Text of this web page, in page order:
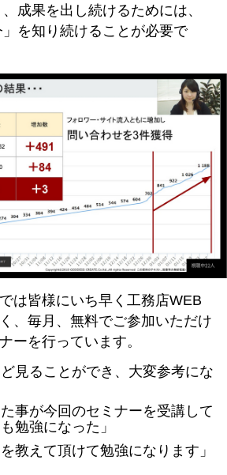
成果を出し続けるためには、
」を知り続けることが必要で
は皆様にいち早く工務店WEB
、毎月、無料でご参加いただけ
ーを行っています。
ど見ることができ、大変参考にな
た事が今回のセミナーを受講して
勉強になった」
教えて頂けて勉強になります」